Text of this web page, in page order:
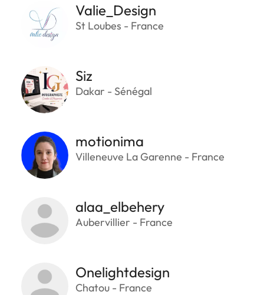
Valie_Design
St Loubes - France
Siz
Dakar - Sénégal
motionima
Villeneuve La Garenne - France
alaa_elbehery
Aubervillier - France
Onelightdesign
Chatou - France